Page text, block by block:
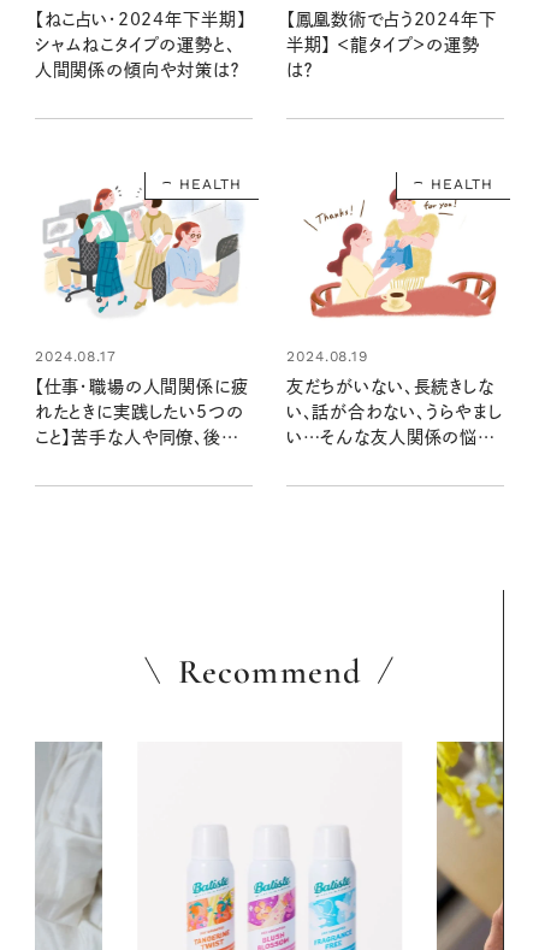
【ねこ占い・2024年下半期】
シャムねこタイプの運勢と、
人間関係の傾向や対策は？
【鳳凰数術で占う2024年下
半期】 ＜龍タイプ＞の運勢
は？
HEALTH
2024.08.17
【仕事・職場の人間関係に疲
れたときに実践したい5つの
こと】苦手な人や同僚、後輩
いを円滑にするコツ
HEALTH
2024.08.19
友だちがいない、長続きしな
い、話が合わない、うらやまし
い…そんな友人関係の悩み、
する？
Recommend